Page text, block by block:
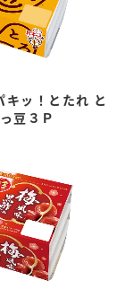
キッ！とたれ と
豆３Ｐ